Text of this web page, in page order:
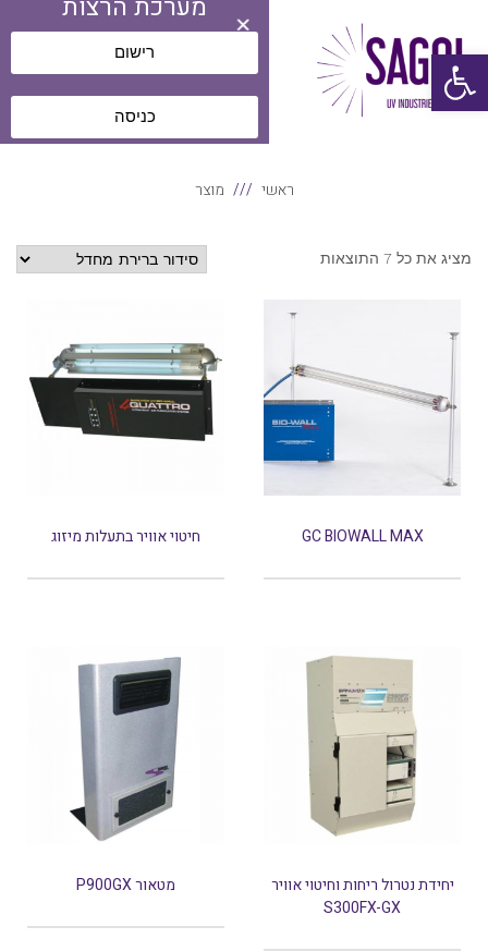
פתח סרגל נגישות
ראשי מוצר
מציג את כל 7 התוצאות
GC BIOWALL MAX חיטוי אוויר בתעלות מיזוג
יחידת נטרול ריחות וחיטוי אוויר
S300FX-GX
מטאור P900GX
רישום
כניסה